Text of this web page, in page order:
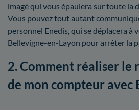
imagé qui vous épaulera sur toute la
Vous pouvez tout autant
personnel Enedis, qui se déplacera
Bellevigne-en-Layon pour arrêter la
2. Comment réaliser le
de mon compteur avec